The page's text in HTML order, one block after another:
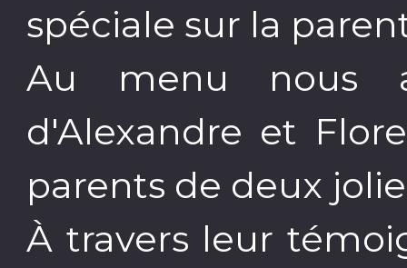
spéciale sur la
Au menu nous
d'Alexandre et
parents de deux
À travers leur